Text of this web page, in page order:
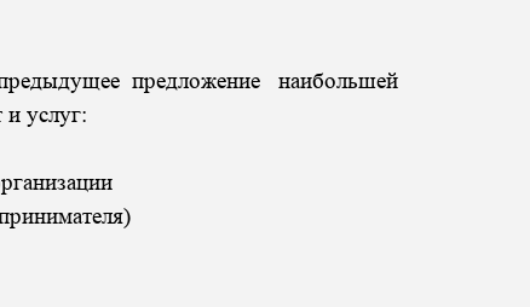
предложение наибольшей
услуг: